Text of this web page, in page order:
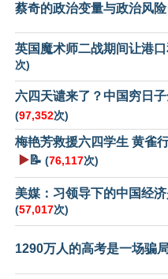
蔡奇的政治变量与政治风险
英国魔术师二战期间让港
次)
六四天谴来了？中国穷日
(97,352次)
梅艳芳救援六四学生 黄雀
▶️📝 (76,117次)
美媒：习领导下的中国经
(57,017次)
1290万人的高考是一场骗